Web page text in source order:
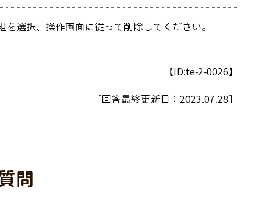
選択、操作画面に従って削除してください。
【ID:te-2-0026】
［回答最終更新日： 2023.07.28］
問